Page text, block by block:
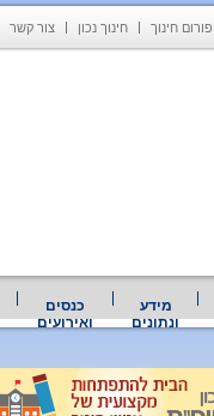
פורום חינוך חינוך נכון צור קשר
מידע
ונתונים
כנסים
ואירועים